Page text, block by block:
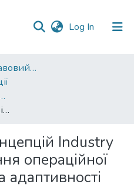
Log In (current)
04. Економіко-правовий факультет
та інновації)
Використання концепцій Industry 4.0 для підвищення операційної продуктивності та адаптивності організаційних систем
Industry
операційної
адаптивності